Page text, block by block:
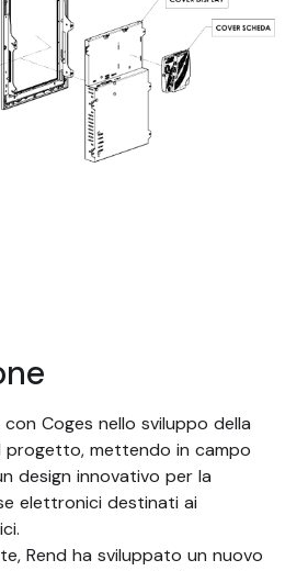
Coges nello sviluppo della
progetto, mettendo in campo
design innovativo per la
elettronici destinati ai
Rend ha sviluppato un nuovo